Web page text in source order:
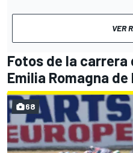
VER
Fotos de la carrera
Emilia Romagna de
68